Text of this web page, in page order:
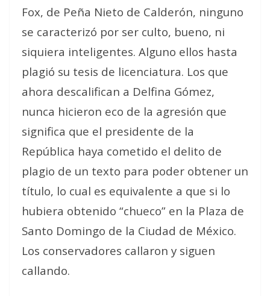
Fox, de Peña Nieto de Calderón, ninguno
se caracterizó por ser culto, bueno, ni
siquiera inteligentes. Alguno ellos hasta
plagió su tesis de licenciatura. Los que
ahora descalifican a Delfina Gómez,
nunca hicieron eco de la agresión que
significa que el presidente de la
República haya cometido el delito de
plagio de un texto para poder obtener un
título, lo cual es equivalente a que si lo
hubiera obtenido “chueco” en la Plaza de
Santo Domingo de la Ciudad de México.
Los conservadores callaron y siguen
callando.